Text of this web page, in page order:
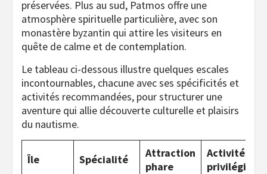
préservées. Plus au sud, Patmos offre une
atmosphère spirituelle particulière, avec son
monastère byzantin qui attire les visiteurs en
quête de calme et de contemplation.
Le tableau ci-dessous illustre quelques escales
incontournables, chacune avec ses spécificités et
activités recommandées, pour structurer une
aventure qui allie découverte culturelle et plaisirs
du nautisme.
Île Spécialité
Attraction
phare
Activité
privilégiée